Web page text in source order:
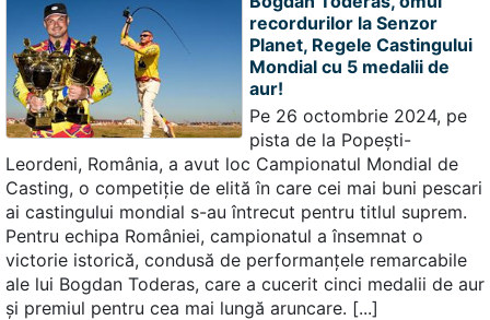
recordurilor la Senzor
Planet, Regele Castingului
Mondial cu 5 medalii de
aur!
Pe 26 octombrie 2024, pe
pista de la Popești-
Leordeni, România, a avut loc Campionatul Mondial de
Casting, o competiție de elită în care cei mai buni pescari
ai castingului mondial s-au întrecut pentru titlul suprem.
Pentru echipa României, campionatul a însemnat o
victorie istorică, condusă de performanțele remarcabile
ale lui Bogdan Toderas, care a cucerit cinci medalii de aur
și premiul pentru cea mai lungă aruncare. [...]